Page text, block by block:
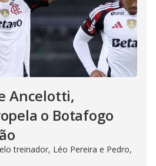
Ancelotti,
o Botafogo
treinador, Léo Pereira e Pedro,